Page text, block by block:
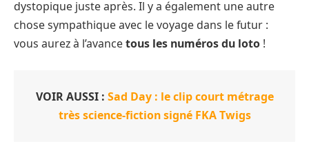
dystopique juste après. Il y a également une autre
chose sympathique avec le voyage dans le futur :
vous aurez à l’avancetous les numéros du loto !
VOIR AUSSI : Sad Day : le clip court métrage
très science-fiction signé FKA Twigs